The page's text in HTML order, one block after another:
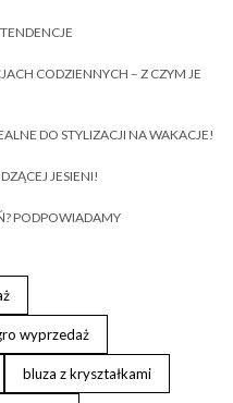
CODZIENNYCH – Z CZYM JE
DO STYLIZACJI NA WAKACJE!
JESIENI!
PODPOWIADAMY
wyprzedaż
bluza z kryształkami